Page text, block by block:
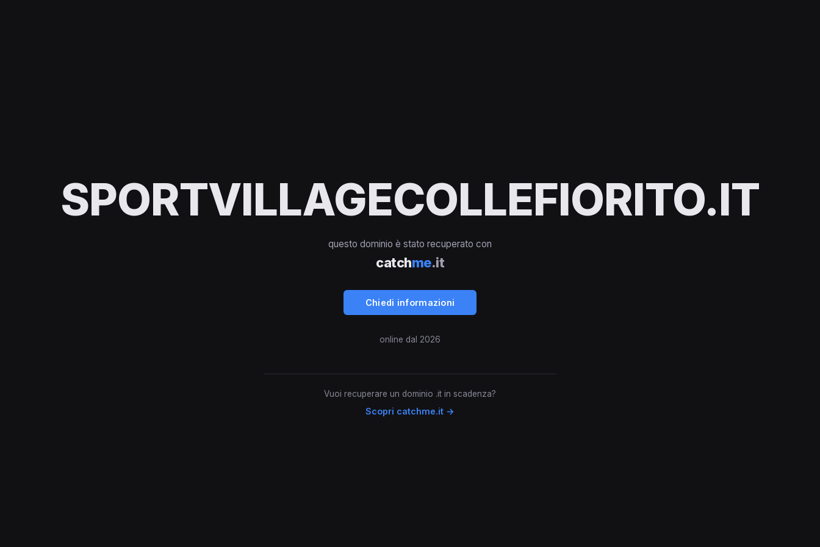
SPORTVILLAGECOLLEFIORITO.IT
questo dominio è stato recuperato con
catchme.it
Chiedi informazioni
online dal 2026
Vuoi recuperare un dominio .it in scadenza?
Scopri catchme.it →